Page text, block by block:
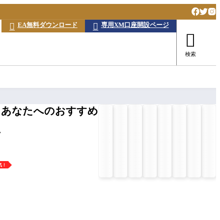
 EA無料ダウンロード  専用XM口座開設ページ

検索
あなたへのおすすめ